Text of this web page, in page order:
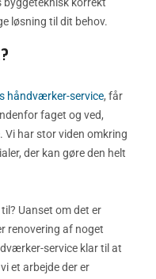
løsning til dit behov.
håndværker-service, får
faget og ved,
Vi har stor viden omkring
der kan gøre den helt
Uanset om det er
renovering af noget
service klar til at
et arbejde der er